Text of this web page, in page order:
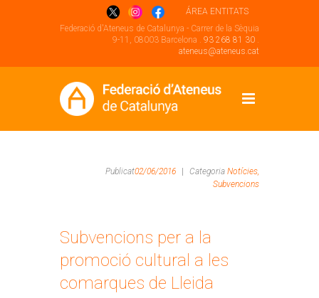
ÁREA ENTITATS
Federació d'Ateneus de Catalunya - Carrer de la Sèquia
9-11, 08003 Barcelona . 93 268 81 30 .
ateneus@ateneus.cat
Publicat02/06/2016 Categoria Notícies,
Subvencions
Subvencions per a la
promoció cultural a les
comarques de Lleida